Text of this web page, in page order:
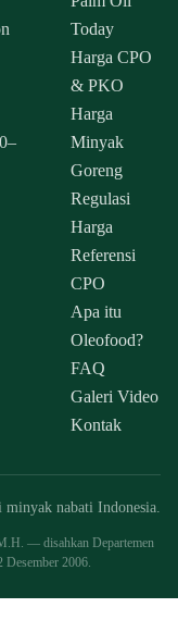
Today
Harga CPO
& PKO
Harga
Minyak
Goreng
Regulasi
Harga
Referensi
CPO
Apa itu
Oleofood?
FAQ
Galeri Video
Kontak
nabati Indonesia.
— disahkan Departemen
2006.